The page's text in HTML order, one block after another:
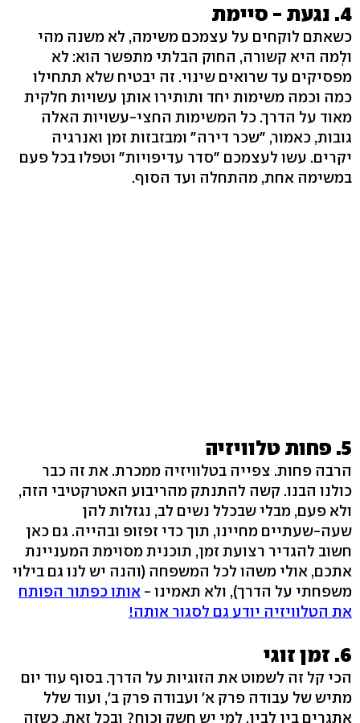
4. נגעת - סיימת
כשאתם לוקחים על עצמכם משימה, לא משנה מהי
ולְמה היא קשורה, החוק הבלתי מתפשר הוא: לא
מפסיקים עד שרואים שינוי. זה יבטיח שלא תתחילו
כמה וכמה משימות יחד ותותירו אותן עשויות חלקית
מאוד על הדרך. כל המשימות החצי-עשויות האלה
גובות, כאמור, "שכר דירה" ומבזבזות זמן ואנרגיה
יקרים. עשו לעצמכם "סדר עדיפויות" וטפלו בכל פעם
במשימה אחת, מהתחלה ועד הסוף.
5. פחות טלוויזיה
הרבה פחות. צפייה בטלוויזיה ממכרת. את זה כבר
כולנו הבנו. קשה להתנתק מהריבוע האטרקטיבי הזה,
ולא פעם, מבלי שבכלל נשים לב, נגזלות להן
שעה-שעתיים מחיינו, תוך כדי זפזופ ובהייה. גם כאן
חשוב להגדיר רצועת זמן, תוכנית מסוימת המעניינת
אתכם, אולי משהו לכל המשפחה (והנה יש לנו גם בילוי
משפחתי על הדרך), ולא תאמינו - אותו כפתור הפותח
את הטלוויזיה יודע גם לסגור אותה!
6. זמן זוגי
הכי קל זה לשמוט את הזוגיות על הדרך. בסוף עוד יום
מתיש של עבודה פרק א' ועבודה פרק ב', ועוד שלל
אתגרים בין לבין, למי יש חשק וכוח? ובכל זאת, כשזה